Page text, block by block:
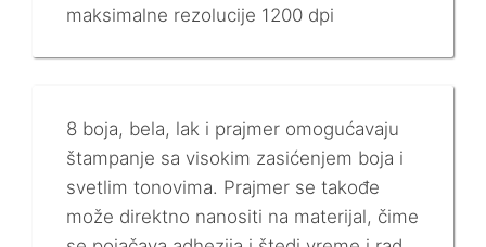
maksimalne rezolucije 1200 dpi
8 boja, bela, lak i prajmer omogućavaju
štampanje sa visokim zasićenjem boja i
svetlim tonovima. Prajmer se takođe
može direktno nanositi na materijal, čime